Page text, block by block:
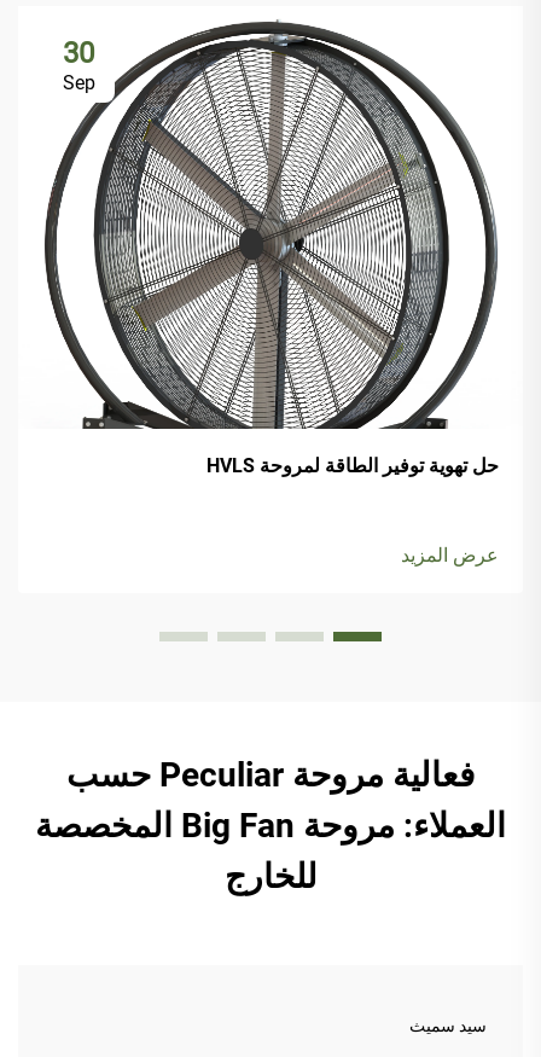
30
Sep
حل تهوية توفير الطاقة لمروحة HVLS
عرض المزيد
فعالية مروحة Peculiar حسب
العملاء: مروحة Big Fan المخصصة
للخارج
سيد سميث